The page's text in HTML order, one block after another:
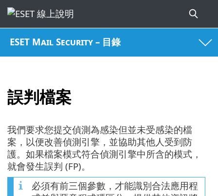
ESET Mail Security – 目錄
誤判檔案
我們要求您提交偵測為感染但並未受感染的檔
案，以便改善偵測引擎，並協助其他人受到防
護。如果檔案模式符合偵測引擎中所含的模式，
就會發生誤判 (FP)。
必須有前三個參數，才能識別合法應用程